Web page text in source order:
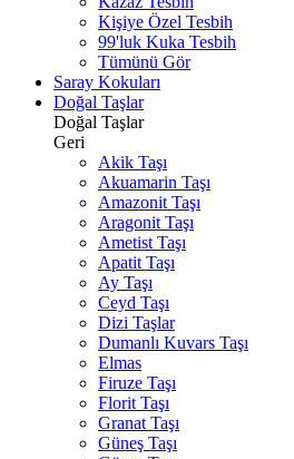
Kişiye Özel Tesbih
99'luk Kuka Tesbih
Tümünü Gör
Saray Kokuları
Doğal Taşlar
Doğal Taşlar
Geri
Akik Taşı
Akuamarin Taşı
Amazonit Taşı
Aragonit Taşı
Ametist Taşı
Apatit Taşı
Ay Taşı
Ceyd Taşı
Dizi Taşlar
Dumanlı Kuvars Taşı
Elmas
Firuze Taşı
Florit Taşı
Granat Taşı
Güneş Taşı